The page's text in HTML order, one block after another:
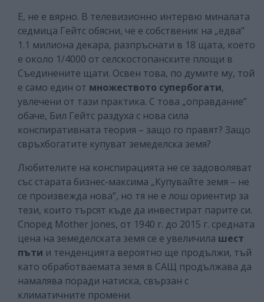
Е, не е вярно. В телевизионно интервю миналата
седмица Гейтс обясни, че е собственик на „едва”
1.1 милиона декара, разпръснати в 18 щата, което
е около 1/4000 от селскостопанските площи в
Съединените щати. Освен това, по думите му, той
е само един от множеството супербогати,
увлечени от тази практика. С това „оправдание”
обаче, Бил Гейтс раздуха с нова сила
конспиративната теория – защо го правят? Защо
свръхбогатите купуват земеделска земя?
Любителите на конспирацията не се задоволяват
със старата бизнес-максима „Купувайте земя – не
се произвежда нова”, но тя не е лош ориентир за
тези, които търсят къде да инвестират парите си.
Според Mother Jones, от 1940 г. до 2015 г. средната
цена на земеделската земя се е увеличила шест
пъти и тенденцията вероятно ще продължи, тъй
като обработваемата земя в САЩ продължава да
намалява поради натиска, свързан с
климатичните промени.